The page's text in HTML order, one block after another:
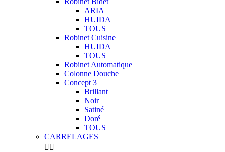
Robinet Bidet
ARIA
HUIDA
TOUS
Robinet Cuisine
HUIDA
TOUS
Robinet Automatique
Colonne Douche
Concept 3
Brillant
Noir
Satiné
Doré
TOUS
CARRELAGES
 